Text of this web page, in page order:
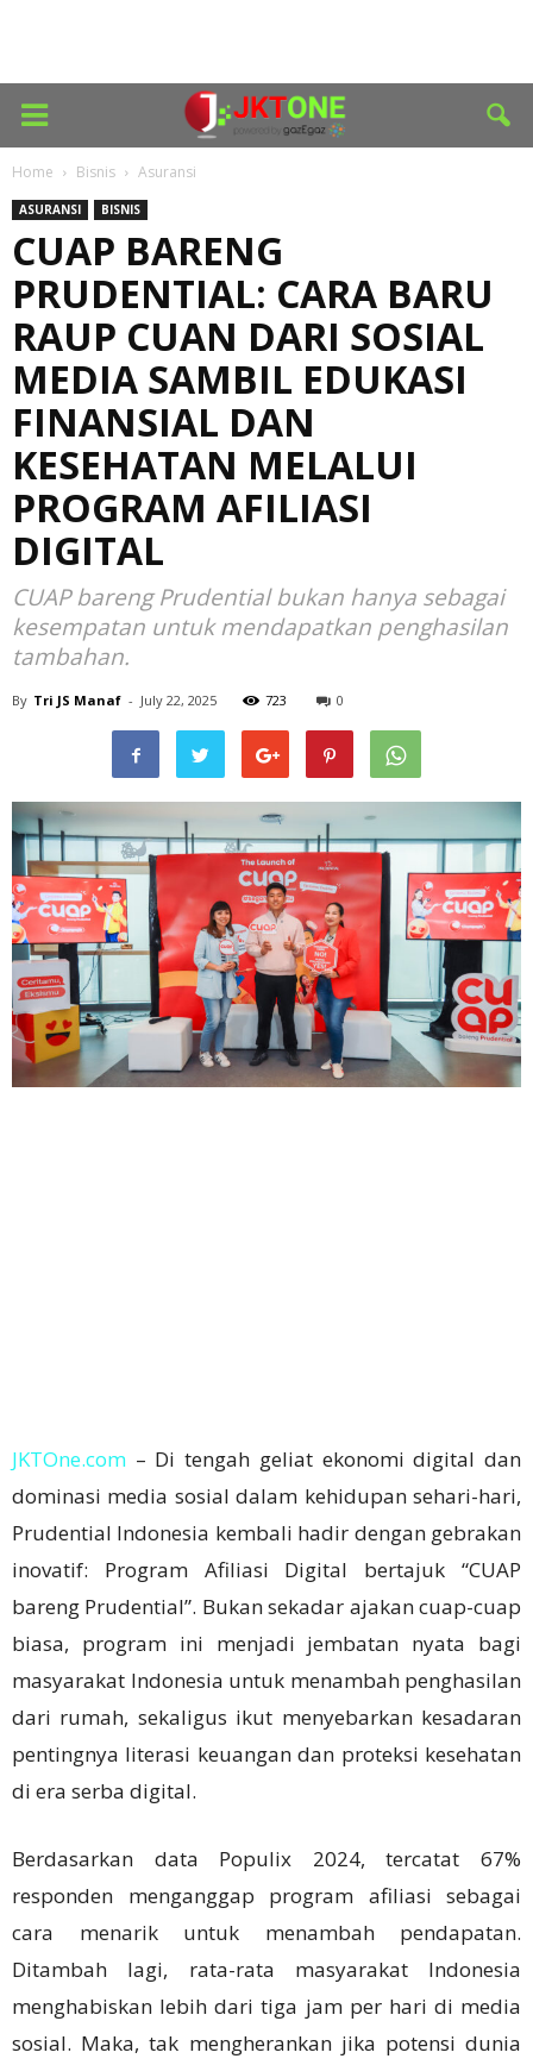
Home Bisnis Asuransi
ASURANSI BISNIS
CUAP BARENG
PRUDENTIAL: CARA BARU
RAUP CUAN DARI SOSIAL
MEDIA SAMBIL EDUKASI
FINANSIAL DAN
KESEHATAN MELALUI
PROGRAM AFILIASI
DIGITAL
CUAP bareng Prudential bukan hanya sebagai
kesempatan untuk mendapatkan penghasilan
tambahan.
By Tri JS Manaf - July 22, 2025 723 0
JKTOne.com – Di tengah geliat ekonomi digital dan
dominasi media sosial dalam kehidupan sehari-hari,
Prudential Indonesia kembali hadir dengan gebrakan
inovatif: Program Afiliasi Digital bertajuk “CUAP
bareng Prudential”. Bukan sekadar ajakan cuap-cuap
biasa, program ini menjadi jembatan nyata bagi
masyarakat Indonesia untuk menambah penghasilan
dari rumah, sekaligus ikut menyebarkan kesadaran
pentingnya literasi keuangan dan proteksi kesehatan
di era serba digital.
Berdasarkan data Populix 2024, tercatat 67%
responden menganggap program afiliasi sebagai
cara menarik untuk menambah pendapatan.
Ditambah lagi, rata-rata masyarakat Indonesia
menghabiskan lebih dari tiga jam per hari di media
sosial. Maka, tak mengherankan jika potensi dunia